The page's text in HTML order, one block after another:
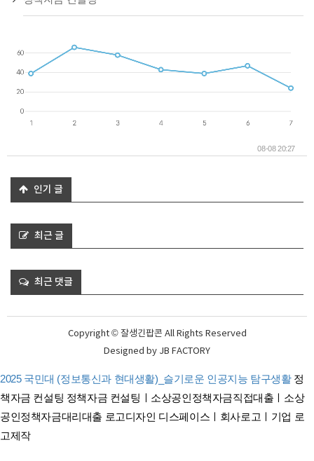
08-08 20:27
인기 글
최근 글
최근 댓글
Copyright © 잘생긴팝콘 All Rights Reserved
Designed by JB FACTORY
2025 국민대 (정보통신과 현대생활)_슬기로운 인공지능 탐구생활 정
책자금 컨설팅 정책자금 컨설팅ㅣ소상공인정책자금직접대출ㅣ소상
공인정책자금대리대출 로고디자인 디스페이스ㅣ회사로고ㅣ기업 로
고제작